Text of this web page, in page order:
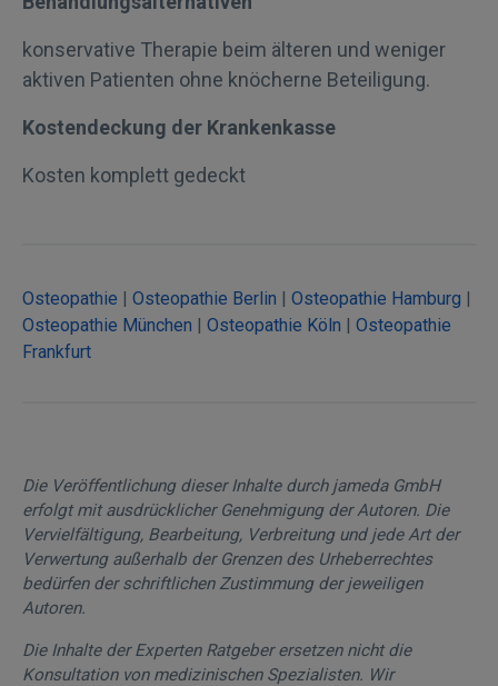
konservative Therapie beim älteren und weniger
aktiven Patienten ohne knöcherne Beteiligung.
Kostendeckung der Krankenkasse
Kosten komplett gedeckt
Osteopathie Osteopathie Berlin Osteopathie Hamburg
Osteopathie München
Osteopathie Köln
Osteopathie
Frankfurt
Die Veröffentlichung dieser Inhalte durch jameda GmbH
erfolgt mit ausdrücklicher Genehmigung der Autoren. Die
Vervielfältigung, Bearbeitung, Verbreitung und jede Art der
Verwertung außerhalb der Grenzen des Urheberrechtes
bedürfen der schriftlichen Zustimmung der jeweiligen
Autoren.
Die Inhalte der Experten Ratgeber ersetzen nicht die
Konsultation von medizinischen Spezialisten. Wir